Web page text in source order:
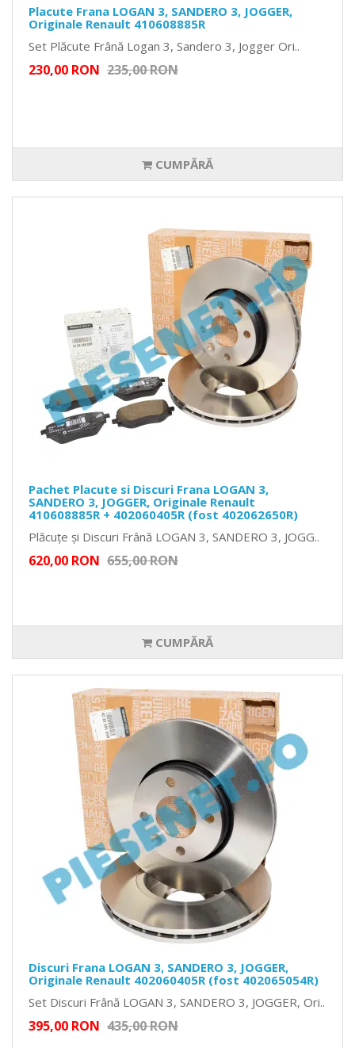
Placute Frana LOGAN 3, SANDERO 3, JOGGER,
Originale Renault 410608885R
Set Plăcute Frână Logan 3, Sandero 3, Jogger Ori..
230,00 RON 235,00 RON
CUMPĂRĂ
Pachet Placute si Discuri Frana LOGAN 3,
SANDERO 3, JOGGER, Originale Renault
410608885R + 402060405R (fost 402062650R)
Plăcuțe și Discuri Frână LOGAN 3, SANDERO 3, JOGG..
620,00 RON 655,00 RON
CUMPĂRĂ
Discuri Frana LOGAN 3, SANDERO 3, JOGGER,
Originale Renault 402060405R (fost 402065054R)
Set Discuri Frână LOGAN 3, SANDERO 3, JOGGER, Ori..
395,00 RON 435,00 RON